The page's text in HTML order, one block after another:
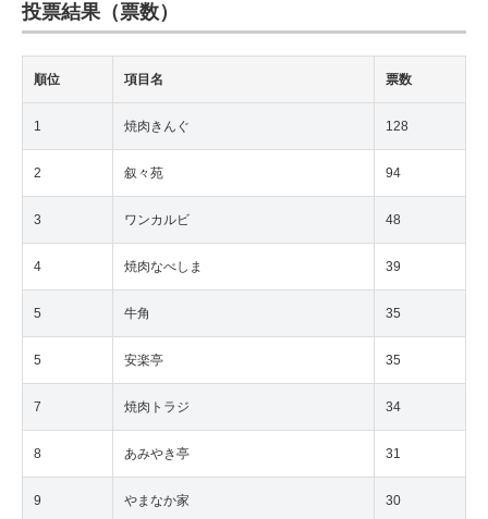
投票結果（票数）
順位 項目名 票数
1 焼肉きんぐ 128
2 叙々苑 94
3 ワンカルビ 48
4 焼肉なべしま 39
5 牛角 35
5 安楽亭 35
7 焼肉トラジ 34
8 あみやき亭 31
9 やまなか家 30